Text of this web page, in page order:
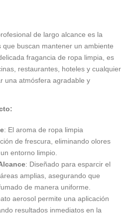
de largo alcance es la
buscan mantener un ambiente
fragancia de ropa limpia, es
restaurantes, hoteles y cualquier
una atmósfera agradable y
: El aroma de ropa limpia
de frescura, eliminando olores
entorno limpio.
: Diseñado para esparcir el
amplias, asegurando que
de manera uniforme.
aerosol permite una aplicación
resultados inmediatos en la